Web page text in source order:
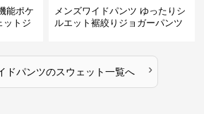
能ポケ
ットジ
メンズワイドパンツ ゆったりシ
ルエット裾絞りジョガーパンツ
ドパンツのスウェット一覧へ ›